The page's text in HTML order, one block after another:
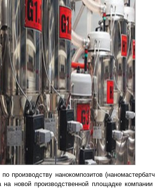
по производству нанокомпозитов
на новой производственной площадке